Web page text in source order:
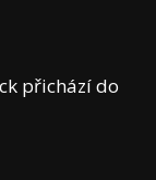
přichází do